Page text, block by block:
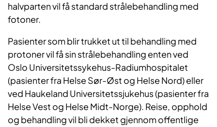
halvparten vil få standard strålebehandling med
fotoner.
Pasienter som blir trukket ut til behandling med
protoner vil få sin strålebehandling enten ved
Oslo Universitetssykehus-Radiumhospitalet
(pasienter fra Helse Sør-Øst og Helse Nord) eller
ved Haukeland Universitetssjukehus (pasienter fra
Helse Vest og Helse Midt-Norge). Reise, opphold
og behandling vil bli dekket gjennom offentlige